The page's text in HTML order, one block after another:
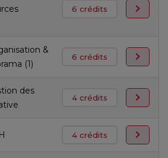
6 crédits
&
(1)
6 crédits
des
4 crédits
4 crédits